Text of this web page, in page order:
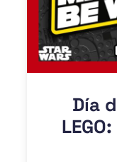
Día